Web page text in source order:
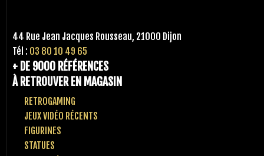
44 Rue Jean Jacques Rousseau, 21000 Dijon
Tél : 03 80 10 49 65
+ DE 9000 RÉFÉRENCES
À RETROUVER EN MAGASIN
RETROGAMING
JEUX VIDÉO RÉCENTS
FIGURINES
STATUES